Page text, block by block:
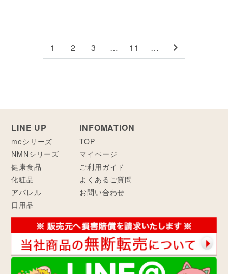
1 2 3 … 11 …
LINE UP
meシリーズ
NMNシリーズ
健康食品
化粧品
アパレル
日用品
INFOMATION
TOP
マイページ
ご利用ガイド
よくあるご質問
お問い合わせ